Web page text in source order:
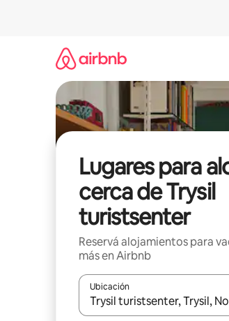
Lugares para
cerca de Trysil
turistsenter
Reservá alojamientos para
más en Airbnb
Ubicación
Cuando los resultados estén